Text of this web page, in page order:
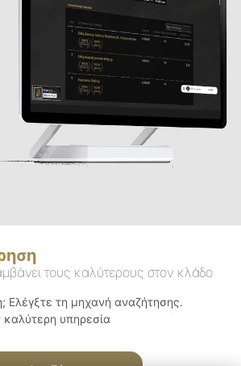
τους καλύτερους στον κλάδο
Ελέγξτε τη μηχανή αναζήτησης.
καλύτερη υπηρεσία